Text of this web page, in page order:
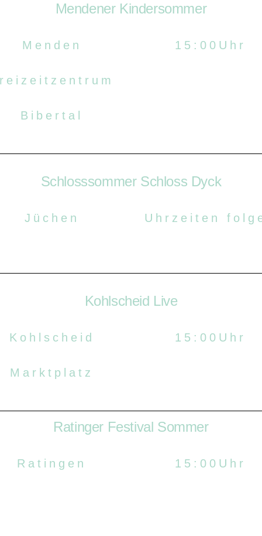
Mendener Kindersommer
Menden
Bibertal
15:00Uhr
Schlosssommer Schloss Dyck
Jüchen Uhrzeiten
Kohlscheid Live
Kohlscheid
Marktplatz
15:00Uhr
Ratinger Festival Sommer
Ratingen 15:00Uhr